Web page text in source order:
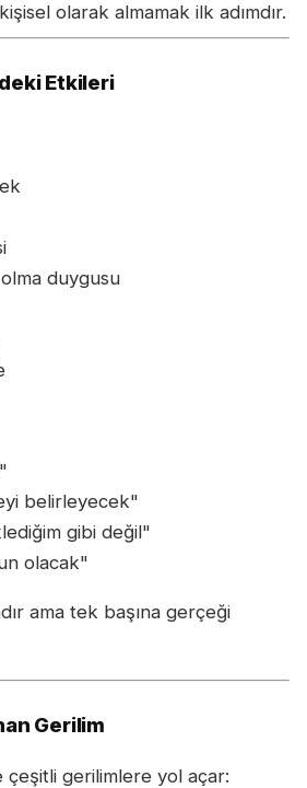
olarak almamak ilk adımdır.
Etkileri
duygusu
belirleyecek"
gibi değil"
olacak"
ama tek başına gerçeği
Gerilim
çeşitli gerilimlere yol açar: